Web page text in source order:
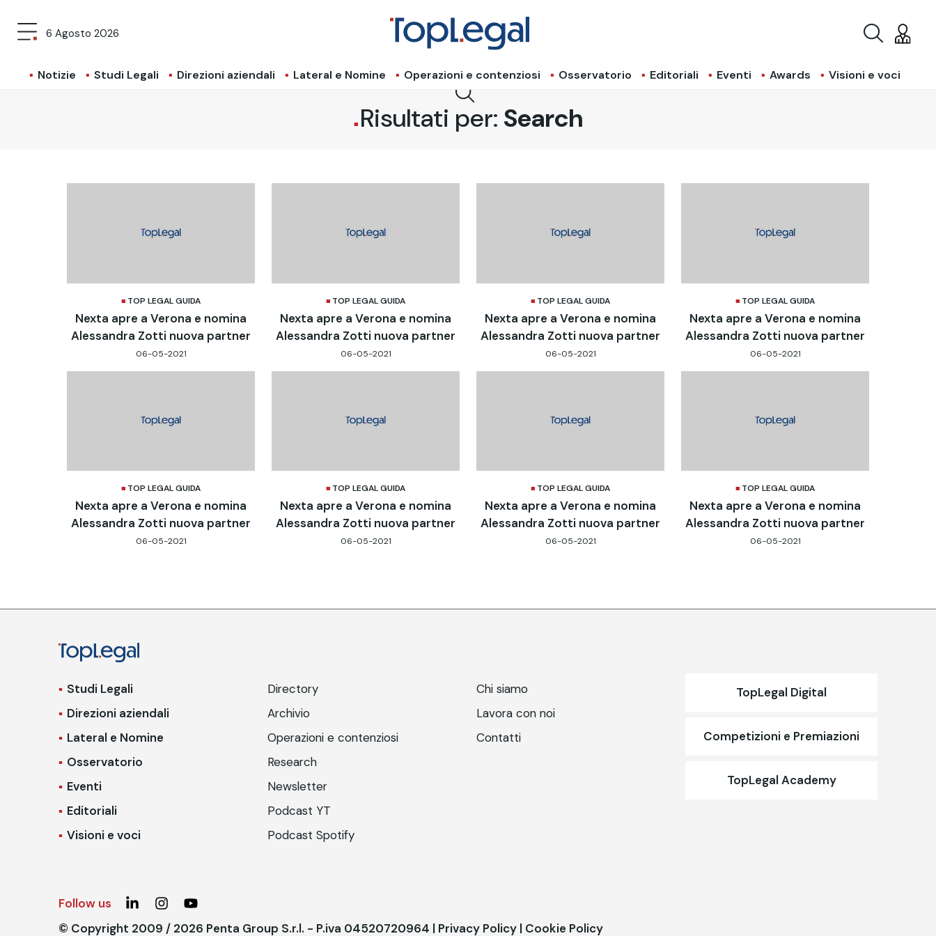
6 Agosto 2026
Notizie Studi Legali Direzioni aziendali Lateral e Nomine Operazioni e contenziosi Osservatorio Editoriali Eventi Awards Visioni e voci
Risultati per: Search
TOP LEGAL GUIDA
Nexta apre a Verona e nomina
Alessandra Zotti nuova partner
06-05-2021
TOP LEGAL GUIDA
Nexta apre a Verona e nomina
Alessandra Zotti nuova partner
06-05-2021
TOP LEGAL GUIDA
Nexta apre a Verona e nomina
Alessandra Zotti nuova partner
06-05-2021
TOP LEGAL GUIDA
Nexta apre a Verona e nomina
Alessandra Zotti nuova partner
06-05-2021
TOP LEGAL GUIDA
Nexta apre a Verona e nomina
Alessandra Zotti nuova partner
06-05-2021
TOP LEGAL GUIDA
Nexta apre a Verona e nomina
Alessandra Zotti nuova partner
06-05-2021
TOP LEGAL GUIDA
Nexta apre a Verona e nomina
Alessandra Zotti nuova partner
06-05-2021
TOP LEGAL GUIDA
Nexta apre a Verona e nomina
Alessandra Zotti nuova partner
06-05-2021
Studi Legali
Direzioni aziendali
Lateral e Nomine
Osservatorio
Eventi
Editoriali
Visioni e voci
Directory
Archivio
Operazioni e contenziosi
Research
Newsletter
Podcast YT
Podcast Spotify
Chi siamo
Lavora con noi
Contatti
TopLegal Digital
Competizioni e Premiazioni
TopLegal Academy
Follow us
© Copyright 2009 / 2026 Penta Group S.r.l. - P.iva 04520720964 | Privacy Policy | Cookie Policy